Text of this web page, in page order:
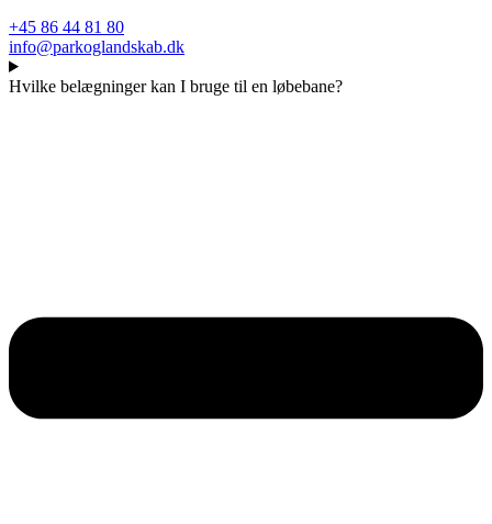
+45 86 44 81 80
info@parkoglandskab.dk
Hvilke belægninger kan I bruge til en løbebane?